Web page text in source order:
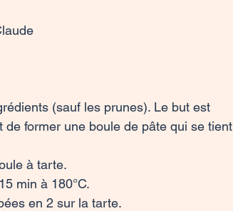
de former une boule de pâte qui se tient
à tarte.
min à 180°C.
en 2 sur la tarte.